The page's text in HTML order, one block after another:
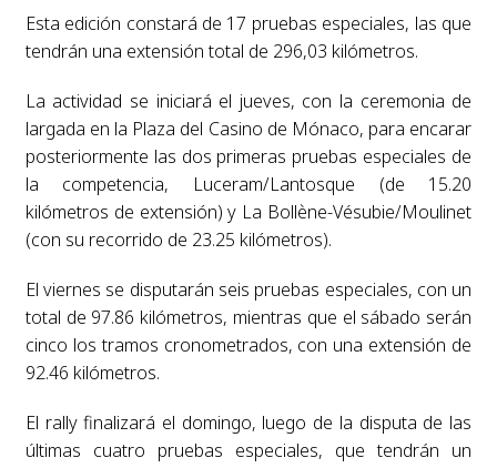
Esta edición constará de 17 pruebas especiales, las que
tendrán una extensión total de 296,03 kilómetros.
La actividad se iniciará el jueves, con la ceremonia de
largada en la Plaza del Casino de Mónaco, para encarar
posteriormente las dos primeras pruebas especiales de
la competencia, Luceram/Lantosque (de 15.20
kilómetros de extensión) y La Bollène-Vésubie/Moulinet
(con su recorrido de 23.25 kilómetros).
El viernes se disputarán seis pruebas especiales, con un
total de 97.86 kilómetros, mientras que el sábado serán
cinco los tramos cronometrados, con una extensión de
92.46 kilómetros.
El rally finalizará el domingo, luego de la disputa de las
últimas cuatro pruebas especiales, que tendrán un